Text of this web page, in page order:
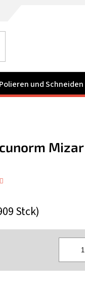
und Schneiden
Stck)
Mizar